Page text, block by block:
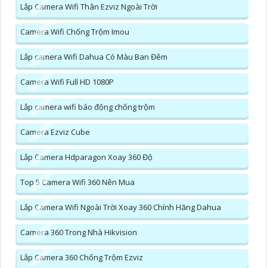
Lắp Camera Wifi Thân Ezviz Ngoài Trời
Camera Wifi Chống Trộm Imou
Lắp camera Wifi Dahua Có Màu Ban Đêm
Camera Wifi Full HD 1080P
Lắp camera wifi báo động chống trộm
Camera Ezviz Cube
Lắp Camera Hdparagon Xoay 360 Độ
Top 5 Camera Wifi 360 Nên Mua
Lắp Camera Wifi Ngoài Trời Xoay 360 Chính Hãng Dahua
Camera 360 Trong Nhà Hikvision
Lắp Camera 360 Chống Trộm Ezviz